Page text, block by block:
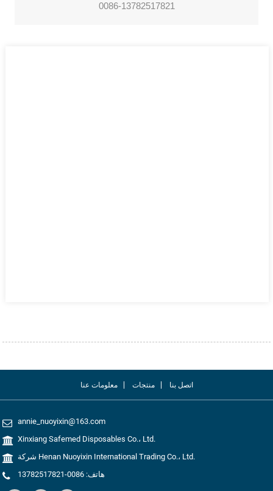
0086-13782517821
معلومات عنا منتجات اتصل بنا
annie_nuoyixin@163.com
Xinxiang Safemed Disposables Co.، Ltd.
شركة Henan Nuoyixin International Trading Co.، Ltd.
هاتف: 0086-13782517821